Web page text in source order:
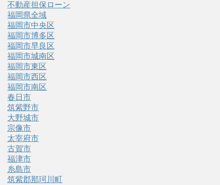
不動産担保ローン
福岡県全域
福岡市中央区
福岡市博多区
福岡市早良区
福岡市城南区
福岡市東区
福岡市西区
福岡市南区
春日市
筑紫野市
大野城市
宗像市
太宰府市
古賀市
福津市
糸島市
筑紫郡那珂川町